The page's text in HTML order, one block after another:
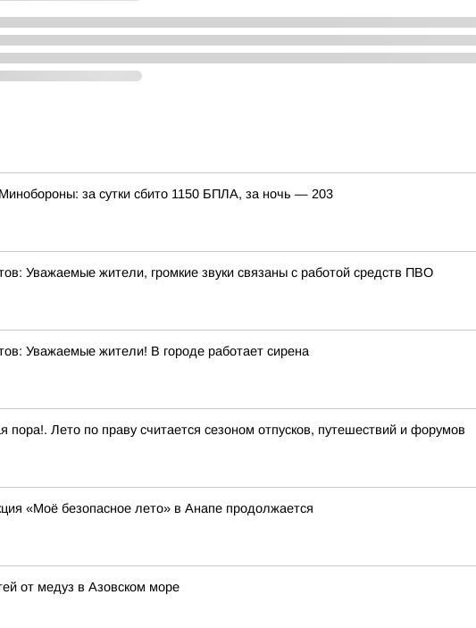
за сутки сбито 1150 БПЛА, за ночь — 203
Уважаемые жители, громкие звуки связаны с работой средств ПВО
Уважаемые жители! В городе работает сирена
пора!. Лето по праву считается сезоном отпусков, путешествий и форумов
«Моё безопасное лето» в Анапе продолжается
от медуз в Азовском море